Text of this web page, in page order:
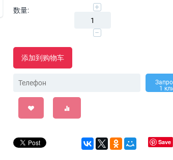
数量:
+
−
添加到购物车
1
Save